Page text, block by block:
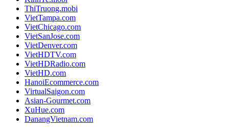
ThiTruong.mobi
VietTampa.com
VietChicago.com
VietSanJose.com
VietDenver.com
VietHDTV.com
VietHDRadio.com
VietHD.com
HanoiEcommerce.com
VirtualSaigon.com
Asian-Gourmet.com
XuHue.com
DanangVietnam.com